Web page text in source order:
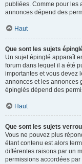
publiées. Comme pour les
annonces dépend des
Haut
Que sont les sujets
Un sujet épinglé apparaît
forum dans lequel il a été
importantes et vous devez
annonces et les annonces
épinglés dépend des
Haut
Que sont les sujets
Vous ne pouvez plus
étant contenu est alors
différentes raisons par un
permissions accordées